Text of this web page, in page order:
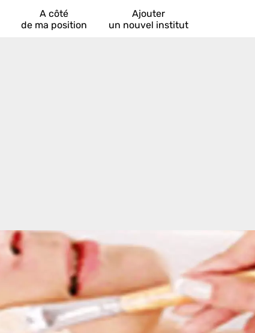
A côté
de ma position
Ajouter
un nouvel institut